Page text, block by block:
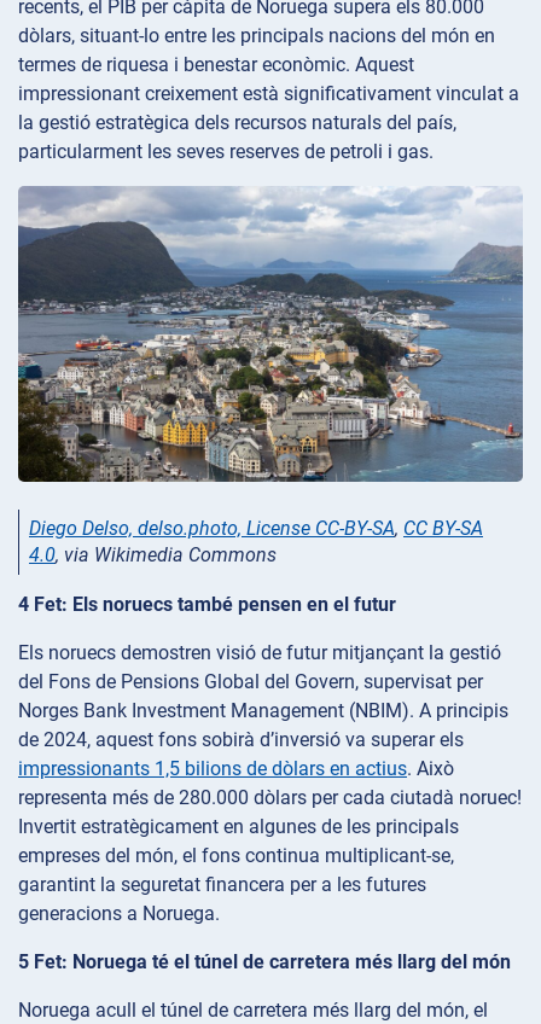
recents, el PIB per càpita de Noruega supera els 80.000
dòlars, situant-lo entre les principals nacions del món en
termes de riquesa i benestar econòmic. Aquest
impressionant creixement està significativament vinculat a
la gestió estratègica dels recursos naturals del país,
particularment les seves reserves de petroli i gas.
Diego Delso, delso.photo, License CC-BY-SA, CC BY-SA
4.0, via Wikimedia Commons
4 Fet: Els noruecs també pensen en el futur
Els noruecs demostren visió de futur mitjançant la gestió
del Fons de Pensions Global del Govern, supervisat per
Norges Bank Investment Management (NBIM). A principis
de 2024, aquest fons sobirà d’inversió va superar els
impressionants 1,5 bilions de dòlars en actius. Això
representa més de 280.000 dòlars per cada ciutadà noruec!
Invertit estratègicament en algunes de les principals
empreses del món, el fons continua multiplicant-se,
garantint la seguretat financera per a les futures
generacions a Noruega.
5 Fet: Noruega té el túnel de carretera més llarg del món
Noruega acull el túnel de carretera més llarg del món, el